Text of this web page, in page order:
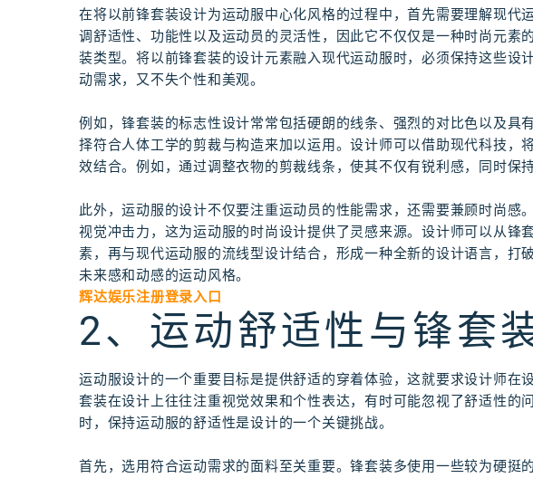
在将以前锋套装设计为运动服中心化风格的过程中，首先需要理解现代
调舒适性、功能性以及运动员的灵活性，因此它不仅仅是一种时尚元素
装类型。将以前锋套装的设计元素融入现代运动服时，必须保持这些设
动需求，又不失个性和美观。
例如，锋套装的标志性设计常常包括硬朗的线条、强烈的对比色以及具
择符合人体工学的剪裁与构造来加以运用。设计师可以借助现代科技，
效结合。例如，通过调整衣物的剪裁线条，使其不仅有锐利感，同时保
此外，运动服的设计不仅要注重运动员的性能需求，还需要兼顾时尚感
视觉冲击力，这为运动服的时尚设计提供了灵感来源。设计师可以从锋
素，再与现代运动服的流线型设计结合，形成一种全新的设计语言，打
未来感和动感的运动风格。
辉达娱乐注册登录入口
2、运动舒适性与锋套
运动服设计的一个重要目标是提供舒适的穿着体验，这就要求设计师在
套装在设计上往往注重视觉效果和个性表达，有时可能忽视了舒适性的
时，保持运动服的舒适性是设计的一个关键挑战。
首先，选用符合运动需求的面料至关重要。锋套装多使用一些较为硬挺